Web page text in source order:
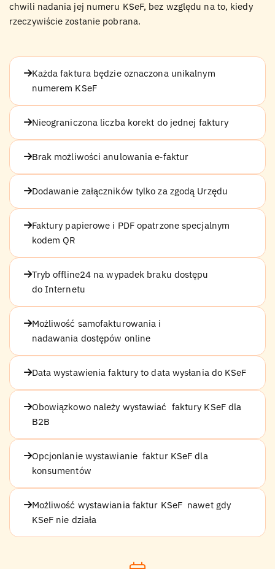
chwili nadania jej numeru KSeF, bez względu na to, kiedy
rzeczywiście zostanie pobrana.
Każda faktura będzie oznaczona unikalnym
numerem KSeF
Nieograniczona liczba korekt do jednej faktury
Brak możliwości anulowania e‑faktur
Dodawanie załączników tylko za zgodą Urzędu
Faktury papierowe i PDF opatrzone specjalnym
kodem QR
Tryb offline24 na wypadek braku dostępu
do Internetu
Możliwość samofakturowania i
nadawania dostępów online
Data wystawienia faktury to data wysłania do KSeF
Obowiązkowo należy wystawiać faktury KSeF dla
B2B
Opcjonlanie wystawianie faktur KSeF dla
konsumentów
Możliwość wystawiania faktur KSeF nawet gdy
KSeF nie działa